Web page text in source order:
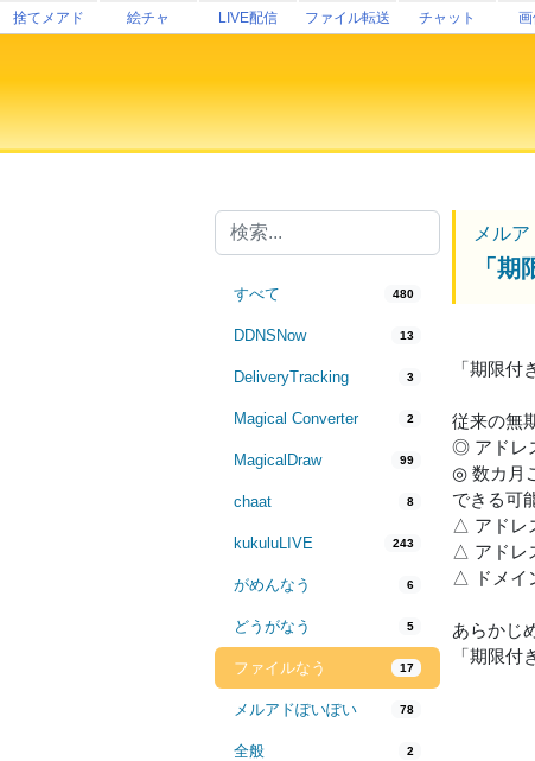
捨てメアド 絵チャ LIVE配信 ファイル転送 チャット
すべて 480
DDNSNow 13
DeliveryTracking 3
Magical Converter 2
MagicalDraw 99
chaat 8
kukuluLIVE 243
がめんなう 6
どうがなう 5
ファイルなう 17
メルアドぽいぽい 78
全般 2
メル
「
「期限
従来の無
◎ アドレ
◎ 数カ月
できる可
△ アドレ
△ アドレ
△ ドメイ
あらかじ
「期限